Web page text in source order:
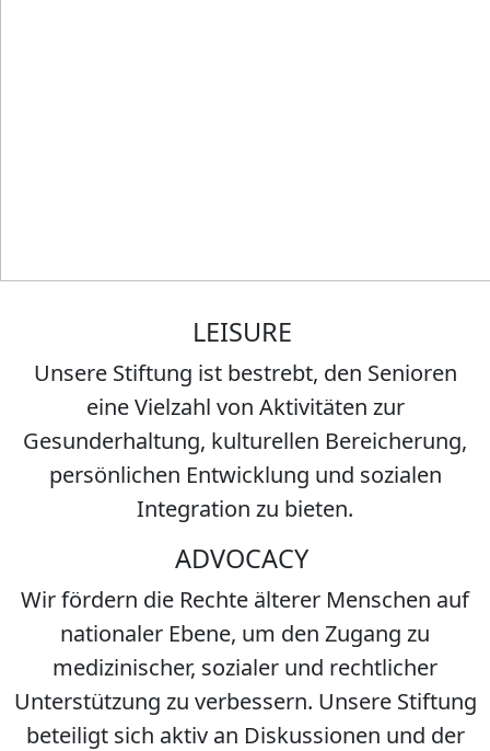
LEISURE
Unsere Stiftung ist bestrebt, den Senioren
eine Vielzahl von Aktivitäten zur
Gesunderhaltung, kulturellen Bereicherung,
persönlichen Entwicklung und sozialen
Integration zu bieten.
ADVOCACY
Wir fördern die Rechte älterer Menschen auf
nationaler Ebene, um den Zugang zu
medizinischer, sozialer und rechtlicher
Unterstützung zu verbessern. Unsere Stiftung
beteiligt sich aktiv an Diskussionen und der